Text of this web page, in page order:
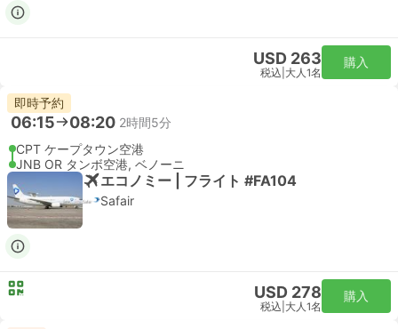
USD 263
税込 大人1名
購入
即時予約
06:15 08:20 2時間5分
CPT ケープタウン空港
JNB OR タンボ空港, ベノーニ
エコノミー | フライト #FA104
Safair
USD 278
税込 大人1名
購入